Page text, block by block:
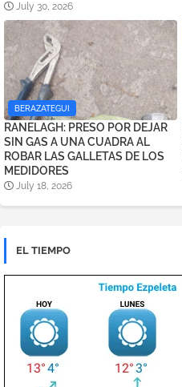
July 30, 2026
BERAZATEGUI
RANELAGH: PRESO POR DEJAR
SIN GAS A UNA CUADRA AL
ROBAR LAS GALLETAS DE LOS
MEDIDORES
July 18, 2026
EL TIEMPO